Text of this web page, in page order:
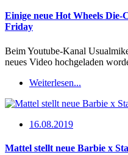
Einige neue Hot Wheels
Friday
Beim Youtube-Kanal
neues Video hochgeladen
Weiterlesen...
16.08.2019
Mattel stellt neue Barbie x